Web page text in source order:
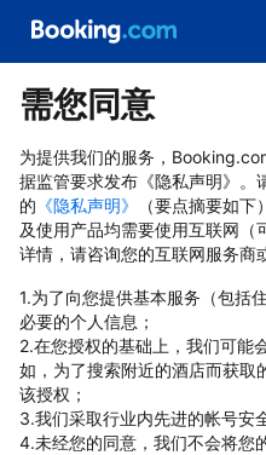
需您同意
为提供我们的服务，
据监管要求发布《隐私声明》。
的 《隐私声明》 （要点摘要如下
及使用产品均需要使用互联网（
详情，请咨询您的互联网服务商
1.为了向您提供基本服务（包括
必要的个人信息；
2.在您授权的基础上，我们可能
如，为了搜索附近的酒店而获取
该授权；
3.我们采取行业内先进的帐号安
4.未经您的同意，我们不会将您